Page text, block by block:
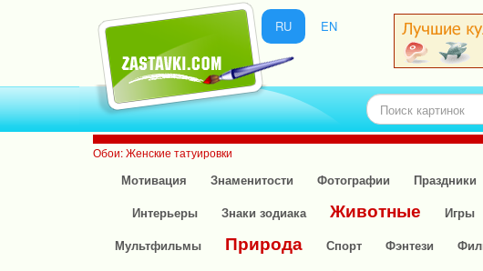
RU EN
Обои: Женские татуировки
Мотивация
Знаменитости Фотографии Праздники
Интерьеры
Знаки зодиака Животные Игры
Мультфильмы
Природа Спорт Фэнтези